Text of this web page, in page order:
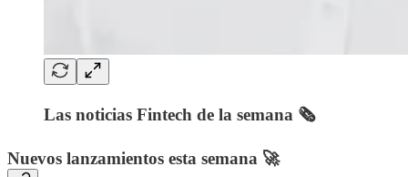
Las noticias Fintech de la semana 🗞️
Nuevos lanzamientos esta semana 🚀